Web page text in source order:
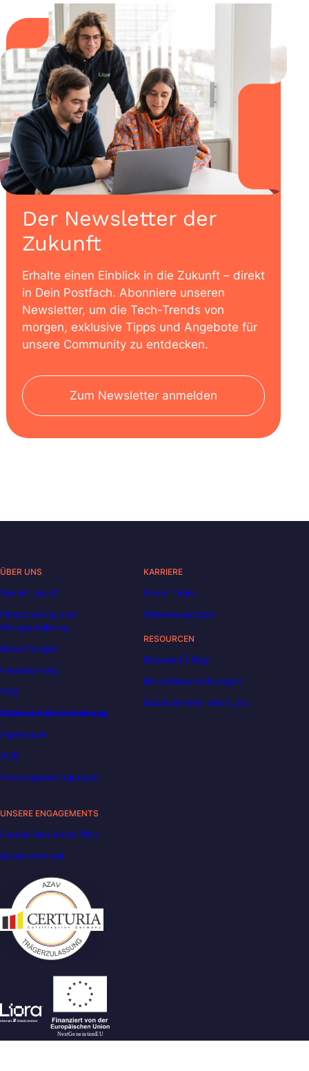
Der Newsletter der
Zukunft
Erhalte einen Einblick in die Zukunft – direkt
in Dein Postfach. Abonniere unseren
Newsletter, um die Tech-Trends von
morgen, exklusive Tipps und Angebote für
unsere Community zu entdecken.
Zum Newsletter anmelden
ÜBER UNS
Wer ist Liora?
Finanzierung und
Preisgestaltung
Bewertungen
Hausordnung
FAQ
Datenschutzverordnung
Impressum
AGB
Nutzungsbedingungen
KARRIERE
Unser Team
Stellenangebote
RESOURCEN
Decoded | Blog
Berufsbeschreibungen
DataScientest wird Liora
UNSERE ENGAGEMENTS
Carbon Reduction Plan
Barrierefreiheit